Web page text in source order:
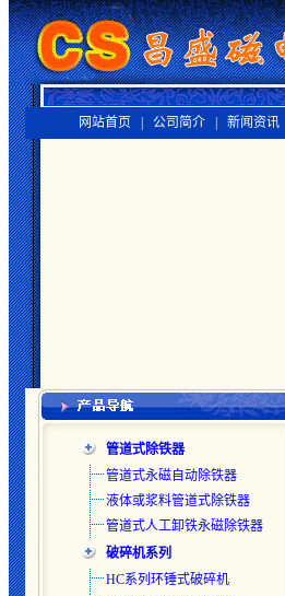
网站首页 | 公司简介 | 新闻资讯 |
管道式除铁器
管道式永磁自动除铁器
液体或浆料管道式除铁器
管道式人工卸铁永磁除铁器
破碎机系列
HC系列环锤式破碎机